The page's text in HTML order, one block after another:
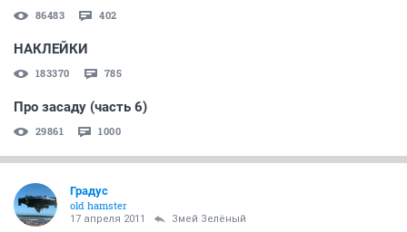
86483 402
НАКЛЕЙКИ
183370 785
Про засаду (часть 6)
29861 1000
Градус
old hamster
17 апреля 2011 Змей Зелёный